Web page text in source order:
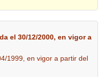
el 30/12/2000, en vigor a
1999, en vigor a partir del